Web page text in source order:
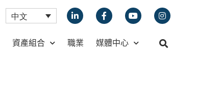
中文
資產組合 職業 媒體中心